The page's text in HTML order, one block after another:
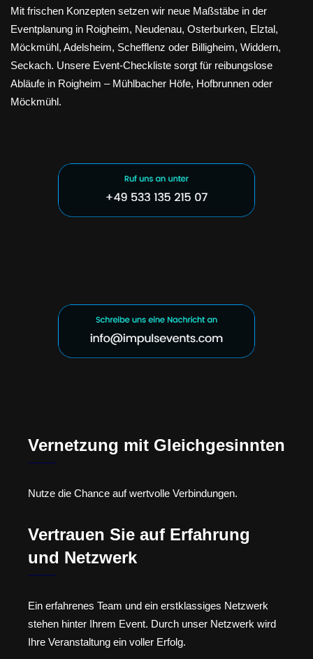
Mit frischen Konzepten setzen wir neue Maßstäbe in der
Eventplanung in Roigheim, Neudenau, Osterburken, Elztal,
Möckmühl, Adelsheim, Schefflenz oder Billigheim, Widdern,
Seckach. Unsere Event-Checkliste sorgt für reibungslose
Abläufe in Roigheim – Mühlbacher Höfe, Hofbrunnen oder
Möckmühl.
Vernetzung mit Gleichgesinnten
Nutze die Chance auf wertvolle Verbindungen.
Vertrauen Sie auf Erfahrung
und Netzwerk
Ein erfahrenes Team und ein erstklassiges Netzwerk
stehen hinter Ihrem Event. Durch unser Netzwerk wird
Ihre Veranstaltung ein voller Erfolg.